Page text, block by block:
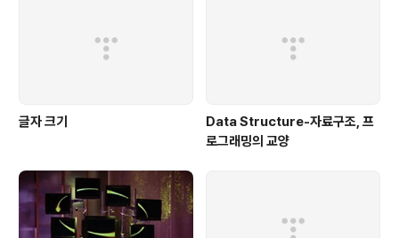
글자 크기
Data Structure-자료구조, 프
로그래밍의 교양